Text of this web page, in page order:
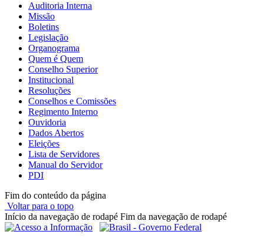
Auditoria Interna
Missão
Boletins
Legislação
Organograma
Quem é Quem
Conselho Superior
Institucional
Resoluções
Conselhos e Comissões
Regimento Interno
Ouvidoria
Dados Abertos
Eleições
Lista de Servidores
Manual do Servidor
PDI
Fim do conteúdo da página
Voltar para o topo
Início da navegação de rodapé Fim da navegação de rodapé